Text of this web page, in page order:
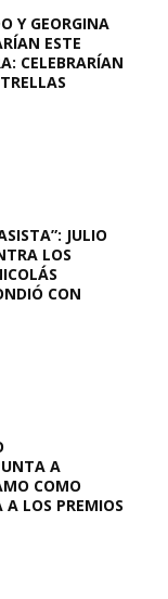
Y GEORGINA
ESTE
CELEBRARÍAN
JULIO
LOS
CON
A
COMO
LOS PREMIOS